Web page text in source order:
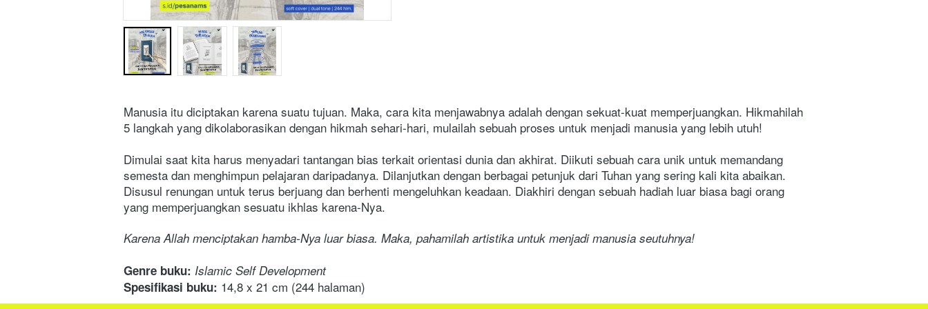
Manusia itu diciptakan karena suatu tujuan. Maka, cara kita menjawabnya adalah dengan sekuat-kuat memperjuangkan. Hikmahilah
5 langkah yang dikolaborasikan dengan hikmah sehari-hari, mulailah sebuah proses untuk menjadi manusia yang lebih utuh!
Dimulai saat kita harus menyadari tantangan bias terkait orientasi dunia dan akhirat. Diikuti sebuah cara unik untuk memandang
semesta dan menghimpun pelajaran daripadanya. Dilanjutkan dengan berbagai petunjuk dari Tuhan yang sering kali kita abaikan.
Disusul renungan untuk terus berjuang dan berhenti mengeluhkan keadaan. Diakhiri dengan sebuah hadiah luar biasa bagi orang
yang memperjuangkan sesuatu ikhlas karena-Nya.
Karena Allah menciptakan hamba-Nya luar biasa. Maka, pahamilah artistika untuk menjadi manusia seutuhnya!
Genre buku: Islamic Self Development
Spesifikasi buku: 14,8 x 21 cm (244 halaman)